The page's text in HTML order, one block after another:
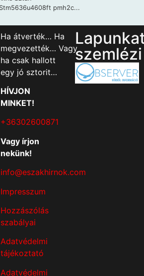
Ha átverték… Ha
megvezették… Vagy
ha csak hallott
egy jó sztorit…
HÍVJON
MINKET!
+36302600871
Vagy írjon
nekünk!
info@eszakhirnok.com
Impresszum
Hozzászólás
szabályai
Adatvédelmi
tájékoztató
Adatvédelmi
szemlézi